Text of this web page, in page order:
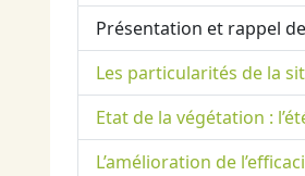
Présentation et rappel
Les particularités de la
Etat de la végétation :
L’amélioration de